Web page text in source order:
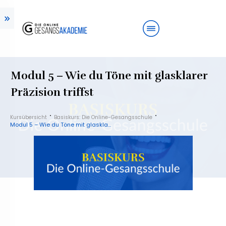
Modul 5 – Wie du Töne mit glasklarer
Präzision triffst
Kursübersicht Basiskurs: Die Online-Gesangsschule
Modul 5 – Wie du Töne mit glasklarer Präzision triffst